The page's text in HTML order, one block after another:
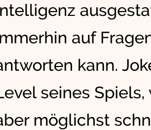
auf
kann.
seines
möglichst